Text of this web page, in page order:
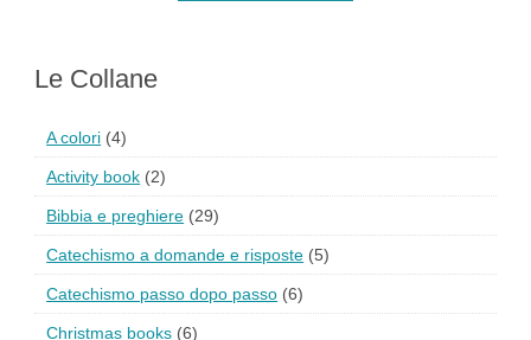
Le Collane
A colori (4)
Activity book (2)
Bibbia e preghiere (29)
Catechismo a domande e risposte (5)
Catechismo passo dopo passo (6)
Christmas books (6)